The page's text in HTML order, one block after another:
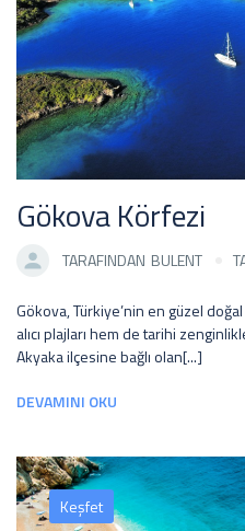
Gökova Körfezi
TARAFINDAN BULENT
Gökova, Türkiye’nin en güzel
alıcı plajları hem de tarihi
Akyaka ilçesine bağlı olan[...]
DEVAMINI OKU
Keşfet